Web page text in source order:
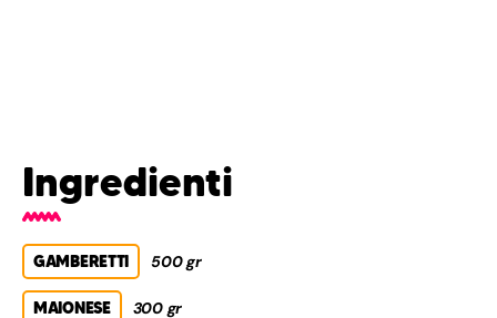
Ingredienti
GAMBERETTI 500 gr
MAIONESE 300 gr